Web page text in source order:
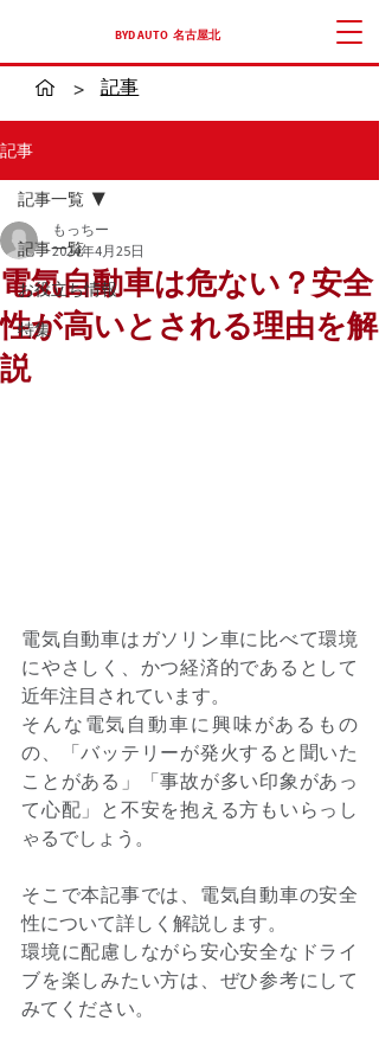
​BYD AUTO 名古屋北
> 記事
記事
記事一覧
お役立ち情報
特集
記事一覧
電気自動車は危ない？安全
性が高いとされる理由を解
説
もっちー
2024年4月25日
電気自動車はガソリン車に比べて環境
にやさしく、かつ経済的であるとして
近年注目されています。
そんな電気自動車に興味があるもの
の、「バッテリーが発火すると聞いた
ことがある」「事故が多い印象があっ
て心配」と不安を抱える方もいらっし
ゃるでしょう。
そこで本記事では、電気自動車の安全
性について詳しく解説します。
環境に配慮しながら安心安全なドライ
ブを楽しみたい方は、ぜひ参考にして
みてください。